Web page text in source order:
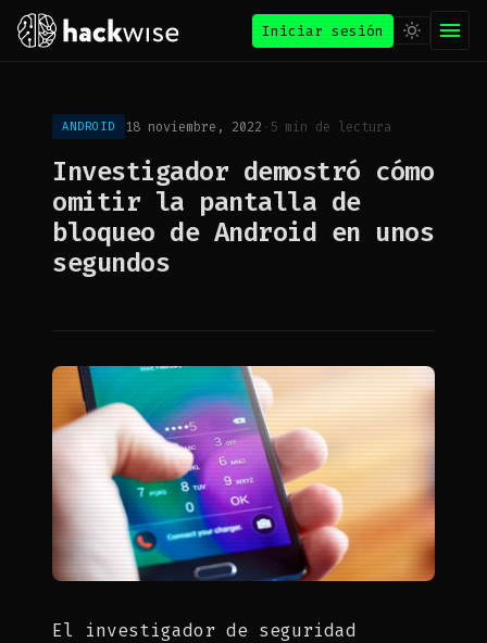
Iniciar sesión
ANDROID 18 noviembre, 2022 · 5 min de lectura
Investigador demostró cómo
omitir la pantalla de
bloqueo de Android en unos
segundos
El investigador de seguridad